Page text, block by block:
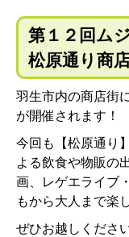
第１２回ム
松原通り商
羽生市内の商店街
が開催されます！
今回も【松原通り
よる飲食や物販の
画、レゲエライブ
もから大人まで楽
ぜひお越しください